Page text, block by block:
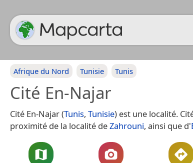
Afrique du Nord Tunisie Tunis
Cité En-Najar
Cité En-Najar (Tunis, Tunisie) est une localité.
proximité de la localité deZahrouni, ainsi que d'